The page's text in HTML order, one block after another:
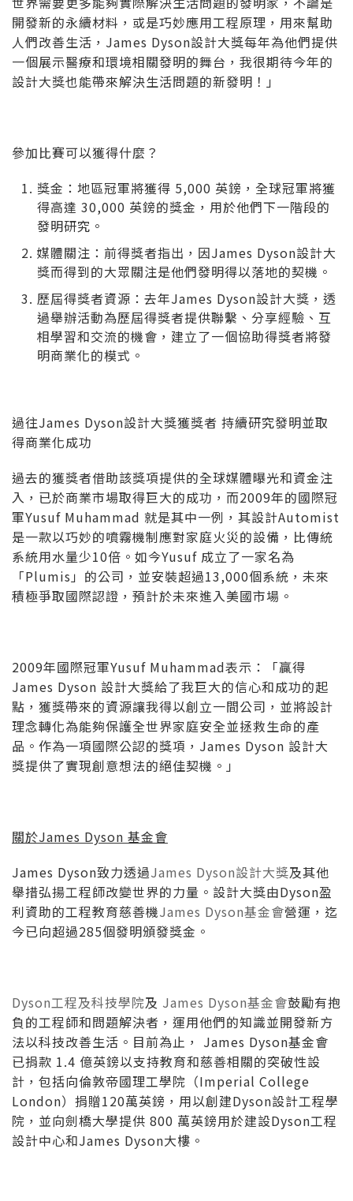
開發新的永續材料，或是巧妙應用工程原理，用來幫助
人們改善生活，James Dyson設計大獎每年為他們提供
一個展示醫療和環境相關發明的舞台，我很期待今年的
設計大獎也能帶來解決生活問題的新發明！」
參加比賽可以獲得什麼？
獎金：地區冠軍將獲得 5,000 英鎊，全球冠軍將獲
得高達 30,000 英鎊的獎金，用於他們下一階段的
發明研究。
媒體關注：前得獎者指出，因James Dyson設計大
獎而得到的大眾關注是他們發明得以落地的契機。
歷屆得獎者資源：去年James Dyson設計大獎，透
過舉辦活動為歷屆得獎者提供聯繫、分享經驗、互
相學習和交流的機會，建立了一個協助得獎者將發
明商業化的模式。
過往James Dyson設計大獎獲獎者 持續研究發明並取
得商業化成功
過去的獲獎者借助該獎項提供的全球媒體曝光和資金注
入，已於商業市場取得巨大的成功，而2009年的國際冠
軍Yusuf Muhammad 就是其中一例，其設計Automist
是一款以巧妙的噴霧機制應對家庭火災的設備，比傳統
系統用水量少10倍。如今Yusuf 成立了一家名為
「Plumis」的公司，並安裝超過13,000個系統，未來
積極爭取國際認證，預計於未來進入美國市場。
2009年國際冠軍Yusuf Muhammad表示：「贏得
James Dyson 設計大獎給了我巨大的信心和成功的起
點，獲獎帶來的資源讓我得以創立一間公司，並將設計
理念轉化為能夠保護全世界家庭安全並拯救生命的產
品。作為一項國際公認的獎項，James Dyson 設計大
獎提供了實現創意想法的絕佳契機。」
關於James Dyson 基金會
James Dyson致力透過James Dyson設計大獎及其他
舉措弘揚工程師改變世界的力量。設計大獎由Dyson盈
利資助的工程教育慈善機James Dyson基金會營運，迄
今已向超過285個發明頒發獎金。
Dyson工程及科技學院及 James Dyson基金會鼓勵有抱
負的工程師和問題解決者，運用他們的知識並開發新方
法以科技改善生活。目前為止， James Dyson基金會
已捐款 1.4 億英鎊以支持教育和慈善相關的突破性設
計，包括向倫敦帝國理工學院（Imperial College
London）捐贈120萬英鎊，用以創建Dyson設計工程學
院，並向劍橋大學提供 800 萬英鎊用於建設Dyson工程
設計中心和James Dyson大樓。